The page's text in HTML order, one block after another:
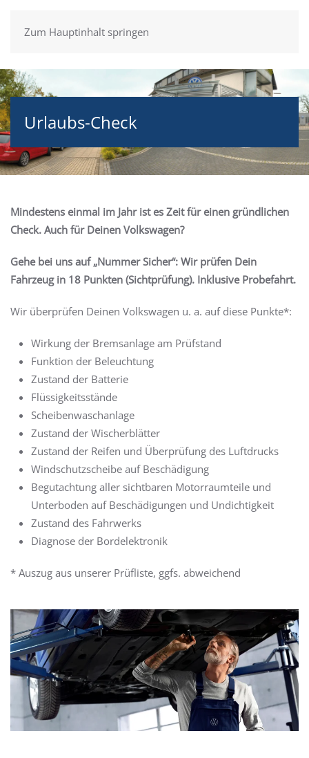
Zum Hauptinhalt springen
Urlaubs-Check
Mindestens einmal im Jahr ist es Zeit für einen gründlichen
Check. Auch für Deinen Volkswagen?
Gehe bei uns auf „Nummer Sicher“: Wir prüfen Dein
Fahrzeug in 18 Punkten (Sichtprüfung). Inklusive Probefahrt.
Wir überprüfen Deinen Volkswagen u. a. auf diese Punkte*:
Wirkung der Bremsanlage am Prüfstand
Funktion der Beleuchtung
Zustand der Batterie
Flüssigkeitsstände
Scheibenwaschanlage
Zustand der Wischerblätter
Zustand der Reifen und Überprüfung des Luftdrucks
Windschutzscheibe auf Beschädigung
Begutachtung aller sichtbaren Motorraumteile und
Unterboden auf Beschädigungen und Undichtigkeit
Zustand des Fahrwerks
Diagnose der Bordelektronik
* Auszug aus unserer Prüfliste, ggfs. abweichend